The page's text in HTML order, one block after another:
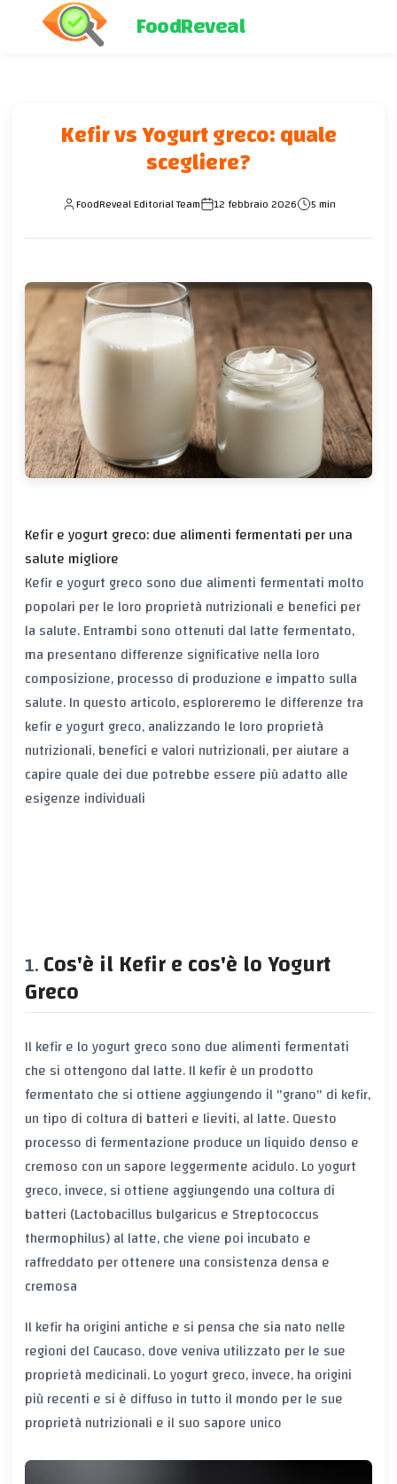
FoodReveal
Kefir vs Yogurt greco: quale
scegliere?
FoodReveal Editorial Team 12 febbraio 2026 5 min
Kefir e yogurt greco: due alimenti fermentati per una
salute migliore
Kefir e yogurt greco sono due alimenti fermentati molto
popolari per le loro proprietà nutrizionali e benefici per
la salute. Entrambi sono ottenuti dal latte fermentato,
ma presentano differenze significative nella loro
composizione, processo di produzione e impatto sulla
salute. In questo articolo, esploreremo le differenze tra
kefir e yogurt greco, analizzando le loro proprietà
nutrizionali, benefici e valori nutrizionali, per aiutare a
capire quale dei due potrebbe essere più adatto alle
esigenze individuali
Cos'è il Kefir e cos'è lo Yogurt
Greco
Il kefir e lo yogurt greco sono due alimenti fermentati
che si ottengono dal latte. Il kefir è un prodotto
fermentato che si ottiene aggiungendo il "grano" di kefir,
un tipo di coltura di batteri e lieviti, al latte. Questo
processo di fermentazione produce un liquido denso e
cremoso con un sapore leggermente acidulo. Lo yogurt
greco, invece, si ottiene aggiungendo una coltura di
batteri (Lactobacillus bulgaricus e Streptococcus
thermophilus) al latte, che viene poi incubato e
raffreddato per ottenere una consistenza densa e
cremosa
Il kefir ha origini antiche e si pensa che sia nato nelle
regioni del Caucaso, dove veniva utilizzato per le sue
proprietà medicinali. Lo yogurt greco, invece, ha origini
più recenti e si è diffuso in tutto il mondo per le sue
proprietà nutrizionali e il suo sapore unico